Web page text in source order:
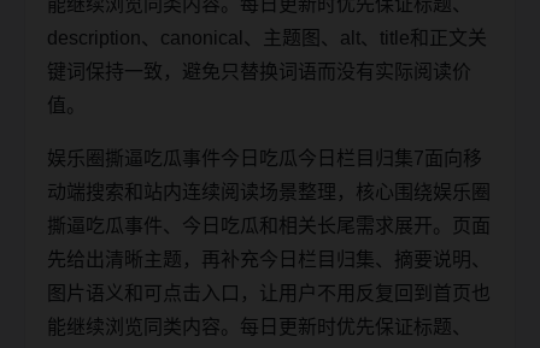
description、canonical、主题图、alt、title和正文关
键词保持一致，避免只替换词语而没有实际阅读价
值。
娱乐圈撕逼吃瓜事件今日吃瓜今日栏目归集7面向移
动端搜索和站内连续阅读场景整理，核心围绕娱乐圈
撕逼吃瓜事件、今日吃瓜和相关长尾需求展开。页面
先给出清晰主题，再补充今日栏目归集、摘要说明、
图片语义和可点击入口，让用户不用反复回到首页也
能继续浏览同类内容。每日更新时优先保证标题、